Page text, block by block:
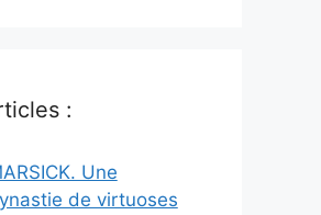
:
Une
de virtuoses